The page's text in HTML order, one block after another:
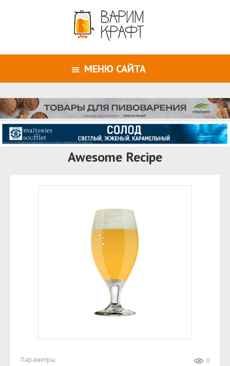
МЕНЮ САЙТА
Awesome Recipe
Параметры: 0